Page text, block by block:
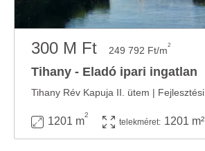
300 M Ft 249 792 Ft/m2
Tihany - Eladó ipari ingatlan
1201 m
2
telekméret: 1201 m²